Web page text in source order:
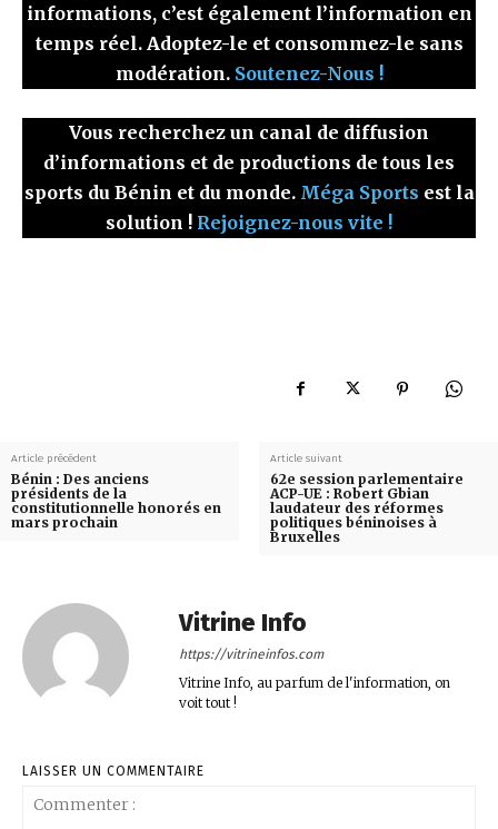
informations, c’est également l’information en
temps réel. Adoptez-le et consommez-le sans
modération. Soutenez-Nous !
Vous recherchez un canal de diffusion
d’informations et de productions de tous les
sports du Bénin et du monde. Méga Sports est la
solution ! Rejoignez-nous vite !
Article précédent
Bénin : Des anciens
présidents de la
constitutionnelle honorés en
mars prochain
Article suivant
62e session parlementaire
ACP-UE : Robert Gbian
laudateur des réformes
politiques béninoises à
Bruxelles
Vitrine Info
https://vitrineinfos.com
Vitrine Info, au parfum de l'information, on
voit tout !
LAISSER UN COMMENTAIRE